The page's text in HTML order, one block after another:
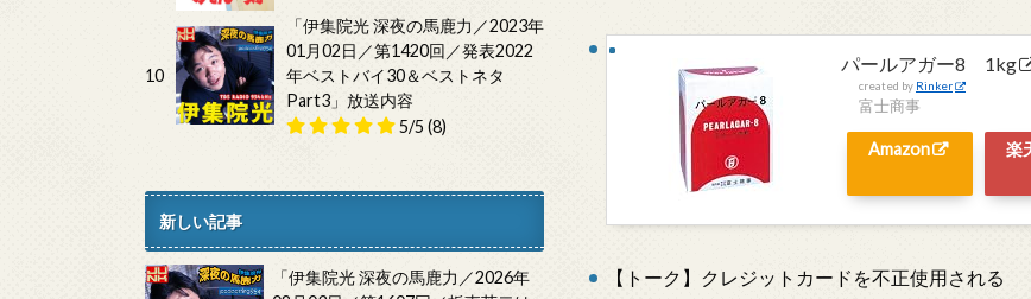
パールアガー8 1kg
created by Rinker
富士商事
Amazon 楽
【トーク】クレジットカードを不正使用される
10
「伊集院光 深夜の馬鹿力／2023年
01月02日／第1420回／発表2022
年ベストバイ30＆ベストネタ
Part3」放送内容
5/5 (8)
新しい記事
「伊集院光 深夜の馬鹿力／2026年